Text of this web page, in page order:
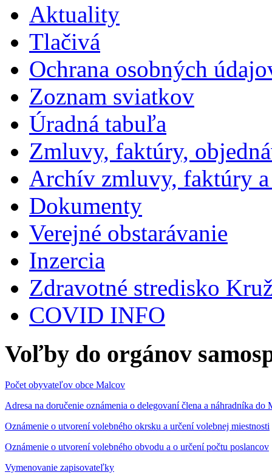
Aktuality
Tlačivá
Ochrana osobných
Zoznam sviatkov
Úradná tabuľa
Zmluvy, faktúry,
Archív zmluvy, faktúry
Dokumenty
Verejné obstarávanie
Inzercia
Zdravotné stredisko
COVID INFO
Voľby do orgánov
Počet obyvateľov obce Malcov
Adresa na doručenie oznámenia o delegovaní člena a náhradníka
Oznámenie o utvorení volebného okrsku a určení volebnej miestnosti
Oznámenie o utvorení volebného obvodu a o určení počtu poslancov
Vymenovanie zapisovateľky